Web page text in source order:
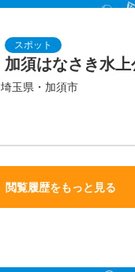
加須はなさき水
埼玉県・加須市
閲覧履歴をもっと見る